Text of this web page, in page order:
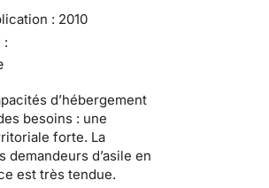
: 2010
:
d’hébergement
besoins : une
forte. La
demandeurs d’asile en
est très tendue.